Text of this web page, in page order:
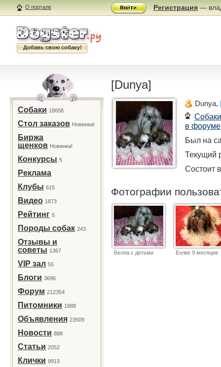
О портале Регистрация —
Добавь свою собаку!
Собаки 18658
Стол заказов Новинка!
Биржа
щенков Новинка!
Конкурсы 5
Реклама
Клубы 615
Видео 1873
Рейтинг 5
Породы собак 243
Отзывы и
советы 1367
VIP зал 55
Блоги 3696
Форум 212354
Питомники 1888
Объявления 23509
Новости 888
Статьи 2052
Клички 9913
[Dunya]
Dunya,
Собаки
в форуме
Был на
Текущий
Состоит
Фотографии
Белла с детьми Бэлке 9 месяцев